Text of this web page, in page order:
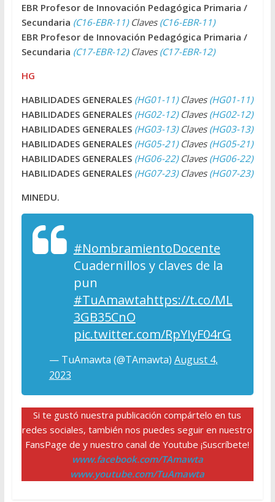
EBR Profesor de Innovación Pedagógica Primaria /
Secundaria (C16-EBR-11)Claves (C16-EBR-11)
EBR Profesor de Innovación Pedagógica Primaria /
Secundaria (C17-EBR-12)Claves (C17-EBR-12)
HG
HABILIDADES GENERALES (HG01-11)Claves (HG01-11)
HABILIDADES GENERALES (HG02-12)Claves (HG02-12)
HABILIDADES GENERALES (HG03-13)Claves (HG03-13)
HABILIDADES GENERALES (HG05-21)Claves (HG05-21)
HABILIDADES GENERALES (HG06-22)Claves (HG06-22)
HABILIDADES GENERALES (HG07-23)Claves (HG07-23)
MINEDU.
#NombramientoDocente
Cuadernillos y claves de la
pun
#TuAmawtahttps://t.co/ML
3GB35CnO
pic.twitter.com/RpYIyF04rG
— TuAmawta (@TAmawta) August 4,
2023
Si te gustó nuestra publicación compártelo en tus
redes sociales, también nos puedes seguir en nuestro
FansPage de y nuestro canal de Youtube ¡Suscríbete!
www.facebook.com/TAmawta
www.youtube.com/TuAmawta